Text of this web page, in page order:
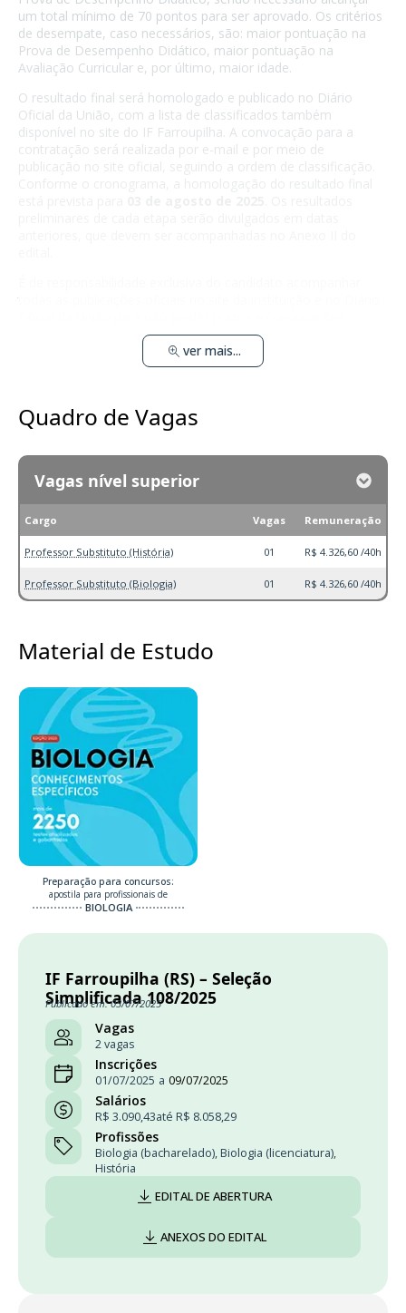
um total mínimo de 70 pontos para ser aprovado. Os critérios
de desempate, caso necessários, são: maior pontuação na
Prova de Desempenho Didático, maior pontuação na
Avaliação Curricular e, por último, maior idade.
O resultado final será homologado e publicado no Diário
Oficial da União, com a lista de classificados também
disponível no site do IF Farroupilha. A convocação para a
contratação será realizada por e-mail e por meio de
publicação no site oficial, seguindo a ordem de classificação.
ver mais...
Quadro de Vagas
Vagas nível superior
Cargo Vagas Remuneração
Professor Substituto (História) 01 R$ 4.326,60 /40h
Professor Substituto (Biologia) 01 R$ 4.326,60 /40h
Material de Estudo
Preparação para concursos:
apostila para profissionais de
BIOLOGIA
IF Farroupilha (RS) – Seleção
Simplificada 108/2025
Publicado em: 03/07/2025
Vagas
2 vagas
Inscrições
01/07/2025 a 09/07/2025
Salários
R$ 3.090,43até R$ 8.058,29
Profissões
Biologia (bacharelado), Biologia (licenciatura),
História
EDITAL DE ABERTURA
ANEXOS DO EDITAL